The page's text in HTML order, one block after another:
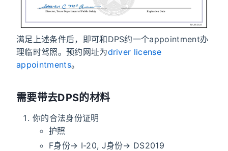
满足上述条件后，即可和DPS约一个appointment办
理临时驾照。预约网址为driver license
appointments。
需要带去DPS的材料
你的合法身份证明
护照
F身份→ I-20, J身份→ DS2019